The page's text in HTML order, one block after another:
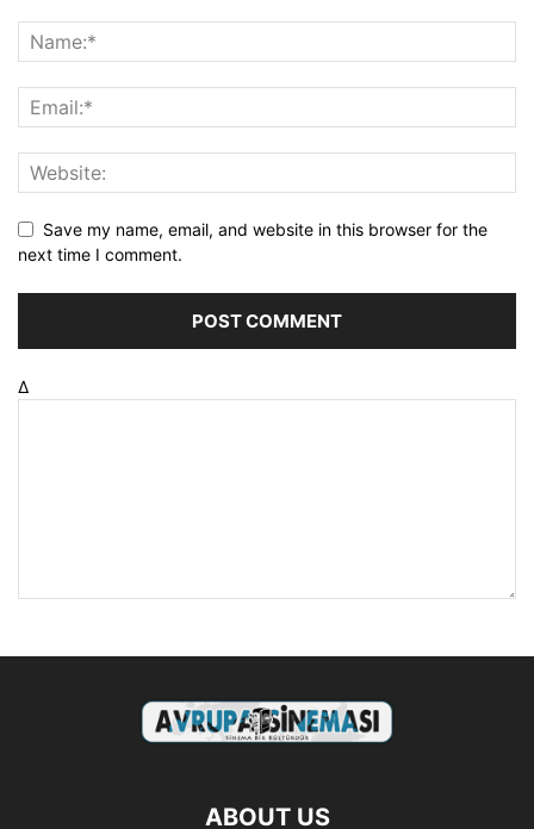
Save my name, email, and website in this browser for the
next time I comment.
Δ
ABOUT US